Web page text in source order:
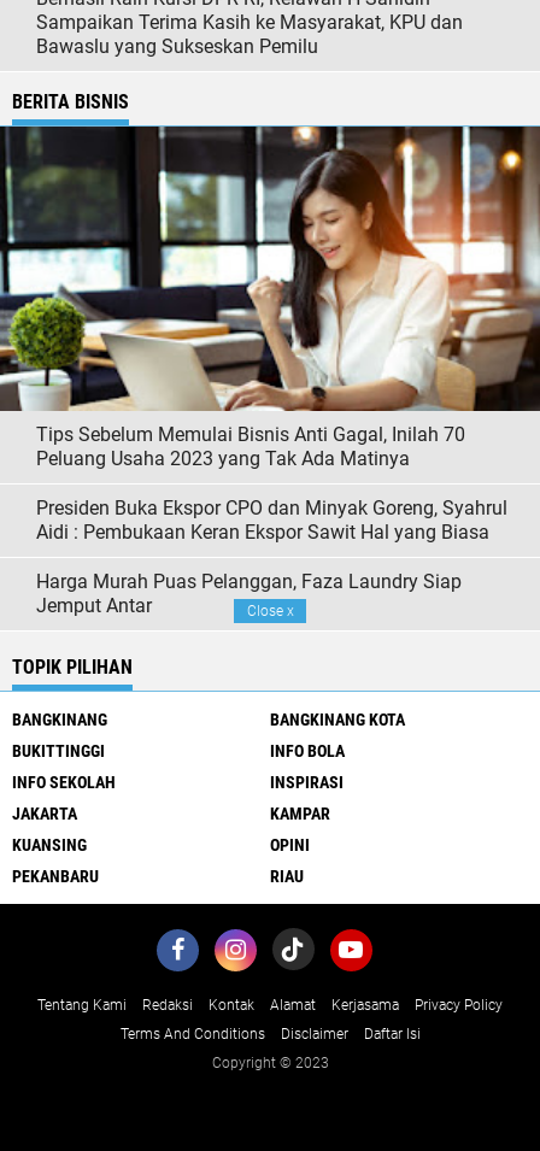
Sampaikan Terima Kasih ke Masyarakat, KPU dan
Bawaslu yang Sukseskan Pemilu
BERITA BISNIS
Tips Sebelum Memulai Bisnis Anti Gagal, Inilah 70
Peluang Usaha 2023 yang Tak Ada Matinya
Presiden Buka Ekspor CPO dan Minyak Goreng, Syahrul
Aidi : Pembukaan Keran Ekspor Sawit Hal yang Biasa
Harga Murah Puas Pelanggan, Faza Laundry Siap
Jemput Antar
TOPIK PILIHAN
BANGKINANG
BANGKINANG KOTA
BUKITTINGGI
INFO BOLA
INFO SEKOLAH
INSPIRASI
JAKARTA
KAMPAR
KUANSING
OPINI
PEKANBARU
RIAU
Tentang Kami Redaksi Kontak Alamat Kerjasama
Privacy Policy
Terms And Conditions
Disclaimer
Daftar Isi
Copyright © 2023
Close x